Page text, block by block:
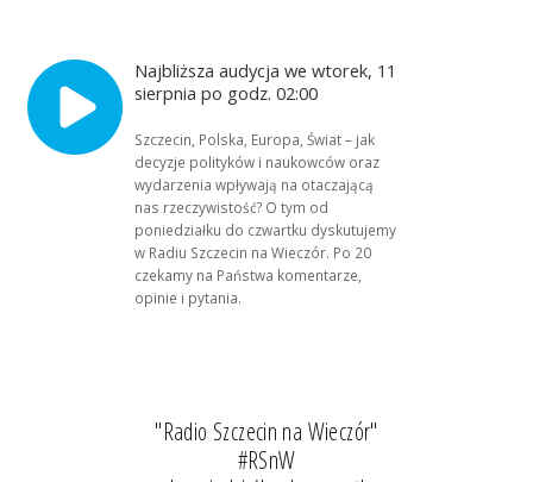
Najbliższa audycja we wtorek, 11
sierpnia po godz. 02:00
Szczecin, Polska, Europa, Świat – jak
decyzje polityków i naukowców oraz
wydarzenia wpływają na otaczającą
nas rzeczywistość? O tym od
poniedziałku do czwartku dyskutujemy
w Radiu Szczecin na Wieczór. Po 20
czekamy na Państwa komentarze,
opinie i pytania.
"Radio Szczecin na Wieczór"
#RSnW